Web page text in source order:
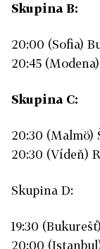
Skupina B:
20:00 (Sofia)
20:45
Skupina C:
20:30 (Malmö)
20:30 (Vídeň)
Skupina D:
19:30
20:00